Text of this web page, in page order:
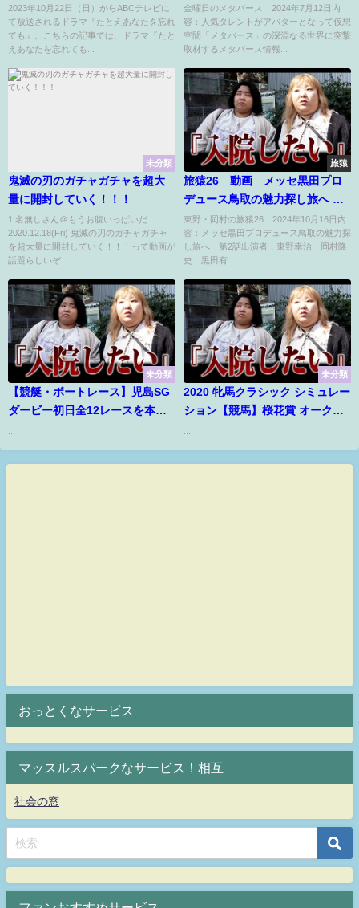
で見れる配信サイトまとめ
2023年10月22日（日）からABCテレビに
て放送されるドラマ『たとえあなたを忘れ
ても』。こちらの記事では、ドラマ『たと
えあなたを忘れても...
が登場 7月12日
金曜日のメタバース 2024年7月12日内
容：人気タレントがアバターとなって仮想
空間「メタバース」の深淵なる世界に突撃
取材するメタバース情報...
未分類
鬼滅の刃のガチャガチャを超大
量に開封していく！！！
1:名無しさん＠もうお腹いっぱいだ
2020.12.18(Fri) 鬼滅の刃のガチャガチャ
を超大量に開封していく！！！って動画が
話題らしいぞ ...
旅猿
旅猿26 動画 メッセ黒田プロ
デュース鳥取の魅力探し旅へ 第2
話 10月16日
東野・岡村の旅猿26 2024年10月16日内
容：メッセ黒田プロデュース鳥取の魅力探
し旅へ 第2話出演者：東野幸治 岡村隆
史 黒田有......
未分類
【競艇・ボートレース】児島SG
ダービー初日全12レースを本気
...
未分類
2020 牝馬クラシック シミュレー
ション【競馬】桜花賞 オークス
...
おっとくなサービス
マッスルスパークなサービス！相互
社会の窓